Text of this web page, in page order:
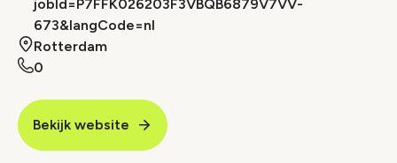
jobId=P7FFK026203F3VBQB6879V7VV-
673&langCode=nl
Rotterdam
0
Bekijk website